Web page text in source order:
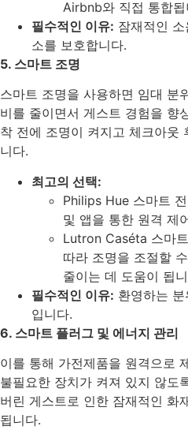
Airbnb와 직접 통합됩
필수적인 이유: 잠재적인
소를 보호합니다.
5. 스마트 조명
스마트 조명을 사용하면 임대 분
비를 줄이면서 게스트 경험을 향
착 전에 조명이 켜지고 체크아웃
니다.
최고의 선택:
Philips Hue 스마트
및 앱을 통한 원격 제
Lutron Caséta 스마
따라 조명을 조절할
줄이는 데 도움이 됩
필수적인 이유: 환영하는
입니다.
6. 스마트 플러그 및 에너지 관리
이를 통해 가전제품을 원격으로
불필요한 장치가 켜져 있지 않도
버린 게스트로 인한 잠재적인 화
됩니다.